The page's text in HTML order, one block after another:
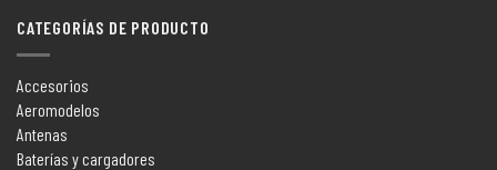
CATEGORÍAS DE PRODUCTO
Accesorios
Aeromodelos
Antenas
Baterías y cargadores